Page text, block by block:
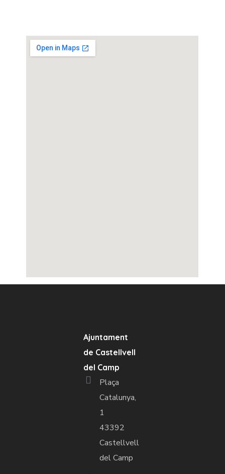
Ajuntament
de Castellvell
del Camp
Plaça
Catalunya,
1
43392
Castellvell
del Camp